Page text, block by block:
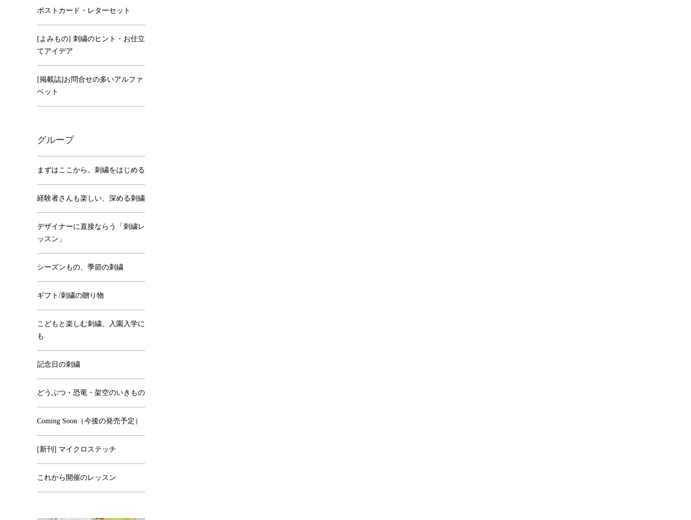
ポストカード・レターセット
[よみもの] 刺繍のヒント・お仕立
てアイデア
[掲載誌]お問合せの多いアルファ
ベット
グループ
まずはここから。刺繍をはじめる
経験者さんも楽しい、深める刺繍
デザイナーに直接ならう「刺繍レ
ッスン」
シーズンもの、季節の刺繍
ギフト/刺繍の贈り物
こどもと楽しむ刺繍。入園入学に
も
記念日の刺繍
どうぶつ・恐竜・架空のいきもの
Coming Soon（今後の発売予定）
[新刊] マイクロステッチ
これから開催のレッスン